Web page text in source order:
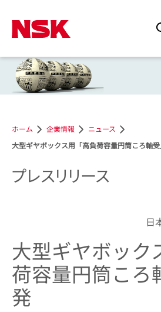
ホーム 企業情報
ニュース
大型ギヤボックス用「高負荷容量円筒ころ軸
プレスリリース
日
大型ギヤボック
荷容量円筒ころ
発